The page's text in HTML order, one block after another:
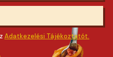
Adatkezelési Tájékoztatót.